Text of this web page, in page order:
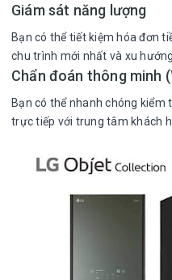
Giám sát năng lượng
Bạn có thể tiết kiệm hóa đơn
chu trình mới nhất và xu
Chẩn đoán thông minh
Bạn có thể nhanh chóng kiểm
trực tiếp với trung tâm khách